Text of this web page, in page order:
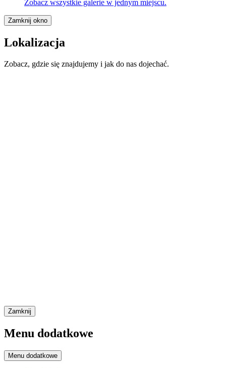
Zobacz wszystkie galerie w jednym miejscu.
Zamknij okno
Lokalizacja
Zobacz, gdzie się znajdujemy i jak do nas dojechać.
Zamknij
Menu dodatkowe
Menu dodatkowe